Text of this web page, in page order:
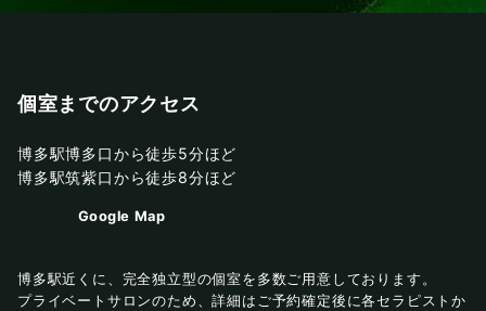
個室までのアクセス
博多駅博多口から徒歩5分ほど
博多駅筑紫口から徒歩8分ほど
Google Map
博多駅近くに、完全独立型の個室を多数ご用意しております。
プライベートサロンのため、詳細はご予約確定後に各セラピストか